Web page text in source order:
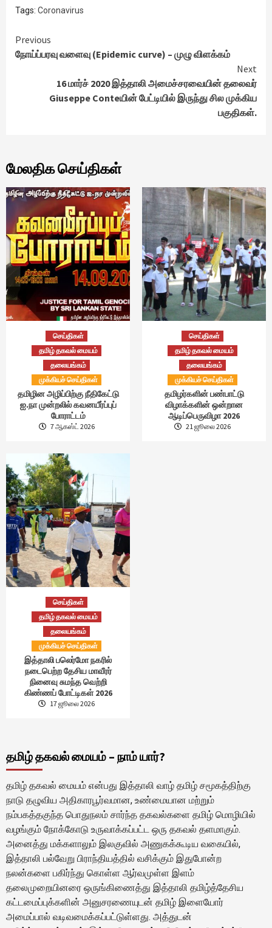
Tags: Coronavirus
Continue
Reading
Previous
நோய்ப்பரவு வளைவு (Epidemic curve) – முழு விளக்கம்
Next
16 மார்ச் 2020 இத்தாலி அமைச்சரவையின் தலைவர்
Giuseppe Conteயின் பேட்டியில் இருந்து சில முக்கிய
பகுதிகள்.
மேலதிக செய்திகள்
செய்திகள்
தமிழ் தகவல் மையம்
தலையங்கம்
முக்கியச் செய்திகள்
தமிழின அழிப்பிற்கு நீதிகேட்டு
ஐ.நா முன்றலில் கவனயீர்ப்புப்
போராட்டம்
7 ஆகஸ்ட் 2026
செய்திகள்
தமிழ் தகவல் மையம்
தலையங்கம்
முக்கியச் செய்திகள்
தமிழர்களின் பண்பாட்டு
விழாக்களின் ஒன்றான
ஆடிப்பெருவிழா 2026
21 ஜூலை 2026
செய்திகள்
தமிழ் தகவல் மையம்
தலையங்கம்
முக்கியச் செய்திகள்
இத்தாலி பலெர்மோ நகரில்
நடைபெற்ற தேசிய மாவீரர்
நினைவு சுமந்த வெற்றி
கிண்ணப் போட்டிகள் 2026
17 ஜூலை 2026
தமிழ் தகவல் மையம் – நாம் யார்?
தமிழ் தகவல் மையம் என்பது இத்தாலி வாழ் தமிழ் சமூகத்திற்கு
நாடு தழுவிய அதிகாரபூர்வமான, உண்மையான மற்றும்
நம்பகத்தகுந்த பொதுநலம் சார்ந்த தகவல்களை தமிழ் மொழியில்
வழங்கும் நோக்கோடு உருவாக்கப்பட்ட ஒரு தகவல் தளமாகும்.
அனைத்து மக்களாலும் இலகுவில் அணுகக்கூடிய வகையில்,
இத்தாலி பல்வேறு பிராந்தியத்தில் வசிக்கும் இதுபோன்ற
நலன்களை பகிர்ந்து கொள்ள ஆர்வமுள்ள இளம்
தலைமுறையினரை ஒருங்கிணைத்து இத்தாலி தமிழ்த்தேசிய
கட்டமைப்புக்களின் அனுசரணையுடன் தமிழ் இளையோர்
அமைப்பால் வடிவமைக்கப்பட்டுள்ளது. அத்துடன்